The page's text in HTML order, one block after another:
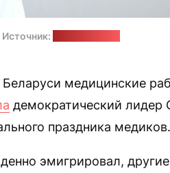
Источник:
медицинские
демократический лидер
праздника медиков.
эмигрировал,